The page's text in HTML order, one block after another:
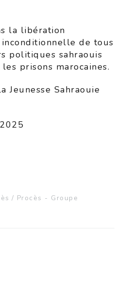
la libération
de tous
politiques sahraouis
prisons marocaines.
Jeunesse Sahraouie
Procès - Groupe